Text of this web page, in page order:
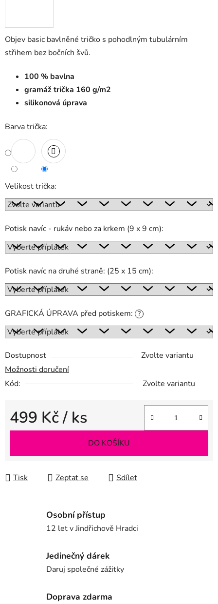
Objev basic bavlněné tričko s pohodlným tubulárním
střihem bez bočních švů.
100 % bavlna
gramáž trička 160 g/m2
silikonová úprava
Barva trička:
Velikost trička:
Potisk navíc - rukáv nebo za krkem (9 x 9 cm):
Potisk navíc na druhé straně: (25 x 15 cm):
GRAFICKÁ ÚPRAVA před potiskem: ?
Dostupnost
Zvolte variantu
Možnosti doručení
Kód:
Zvolte variantu
499 Kč/ ks
Měrná cena:
DO KOŠÍKU
Tisk Zeptat se Sdílet
Osobní přístup
12 let v Jindřichově Hradci
Jedinečný dárek
Daruj společné zážitky
Doprava zdarma